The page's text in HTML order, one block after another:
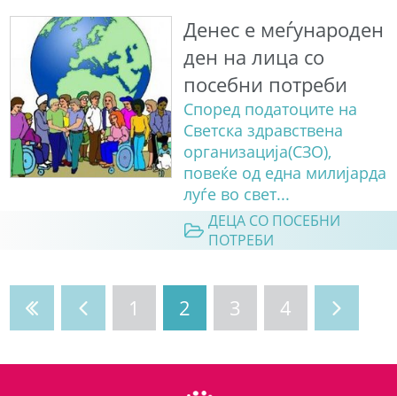
Денес е меѓународен
ден на лица со
посебни потреби
Според податоците на
Светска здравствена
организација(СЗО),
повеќе од една милијарда
луѓе во свет...
ДЕЦА СО ПОСЕБНИ
ПОТРЕБИ
1 2 3 4